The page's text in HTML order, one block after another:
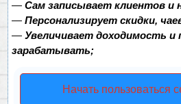
— Сам записывает клиентов и
— Персонализирует скидки,
— Увеличивает доходимость и
зарабатывать;
Начать пользоваться